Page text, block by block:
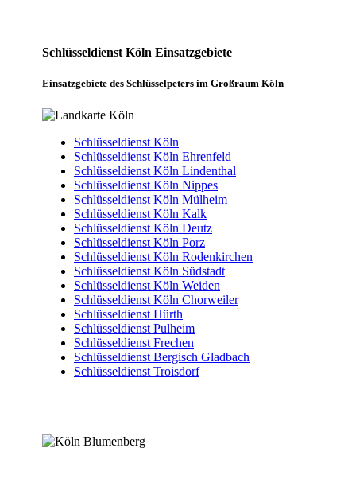
Schlüsseldienst Köln Einsatzgebiete
Einsatzgebiete des Schlüsselpeters im Großraum Köln
Schlüsseldienst Köln
Schlüsseldienst Köln Ehrenfeld
Schlüsseldienst Köln Lindenthal
Schlüsseldienst Köln Nippes
Schlüsseldienst Köln Mülheim
Schlüsseldienst Köln Kalk
Schlüsseldienst Köln Deutz
Schlüsseldienst Köln Porz
Schlüsseldienst Köln Rodenkirchen
Schlüsseldienst Köln Südstadt
Schlüsseldienst Köln Weiden
Schlüsseldienst Köln Chorweiler
Schlüsseldienst Hürth
Schlüsseldienst Pulheim
Schlüsseldienst Frechen
Schlüsseldienst Bergisch Gladbach
Schlüsseldienst Troisdorf